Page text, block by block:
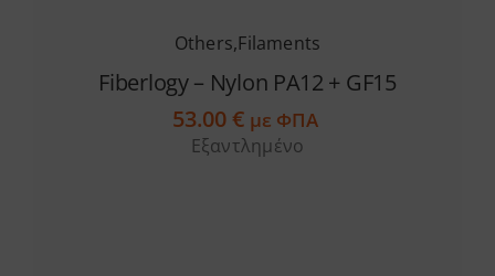
Others,Filaments
Fiberlogy – Nylon PA12 + GF15
53.00€ με ΦΠΑ
Εξαντλημένο